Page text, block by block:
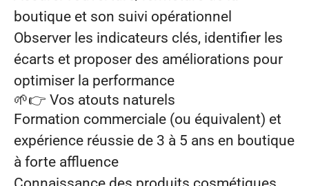
boutique et son suivi opérationnel
Observer les indicateurs clés, identifier les
écarts et proposer des améliorations pour
optimiser la performance
🌱👉 Vos atouts naturels
Formation commerciale (ou équivalent) et
expérience réussie de 3 à 5 ans en boutique
à forte affluence